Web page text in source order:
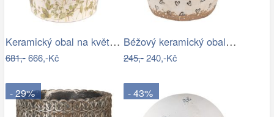
Keramický obal na květináč s lučními…
681,-666,-Kč
Béžový keramický obal na květináč se…
245,-240,-Kč
- 29% - 43%